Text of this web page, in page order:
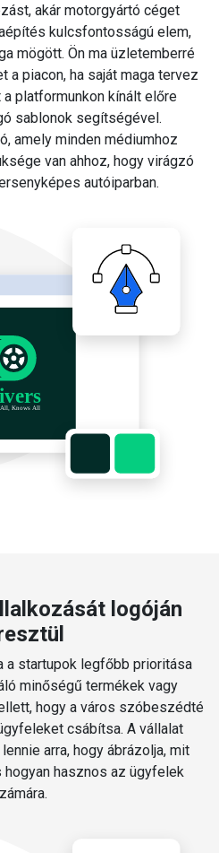
akár motorgyártó céget
kulcsfontosságú elem,
mögött. Ön ma üzletemberré
a piacon, ha saját maga tervez
platformunkon kínált előre
sablonok segítségével.
amely minden médiumhoz
van ahhoz, hogy virágzó
autóiparban.
logóján
a startupok legfőbb prioritása
minőségű termékek vagy
hogy a város szóbeszédté
csábítsa. A vállalat
arra, hogy ábrázolja, mit
hogyan hasznos az ügyfelek